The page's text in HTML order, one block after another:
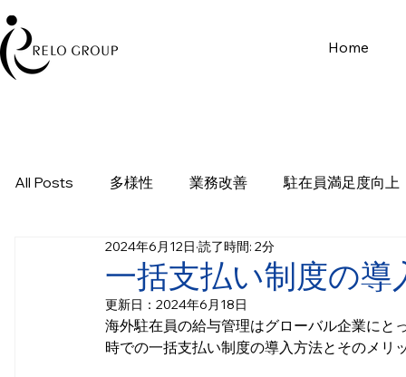
Home
All Posts 多様性 業務改善 駐在員満足度向上
一括支払い制度の
2024年6月12日 読了時間: 2分
更新日： 2024年6月18日
海外駐在員の給与管理はグローバル企業にと
時での一括支払い制度の導入方法とそのメリ